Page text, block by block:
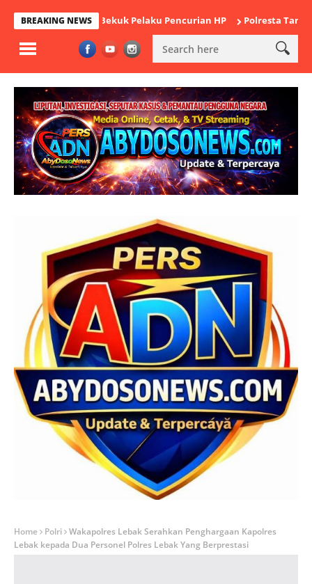
BREAKING NEWS
Bekuk Pelaku Pencurian HP Polresta Tangerang
Home Polri Wakapolres Lebak Serahkan Penghargaan Kapolres
Lebak kepada Dua Personel Polres Lebak Yang Berprestasi